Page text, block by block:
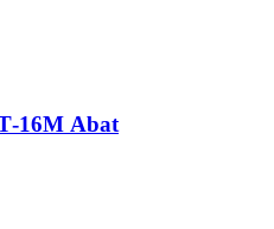
16М Abat